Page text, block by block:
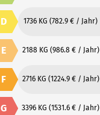
D 1736 KG (782.9 € / Jahr)
E 2188 KG (986.8 € / Jahr)
F 2716 KG (1224.9 € / Jahr)
G 3396 KG (1531.6 € / Jahr)